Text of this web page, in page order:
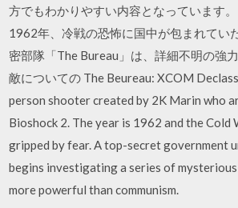
方でもわかりやすい内容となっています
1962年、冷戦の恐怖に国中が包まれてい
密部隊「The Bureau」は、詳細不明の強
敵についての The Beureau: XCOM
person shooter created by 2K Marin who
Bioshock 2. The year is 1962 and the Cold
gripped by fear. A top-secret government
begins investigating a series of
more powerful than communism.